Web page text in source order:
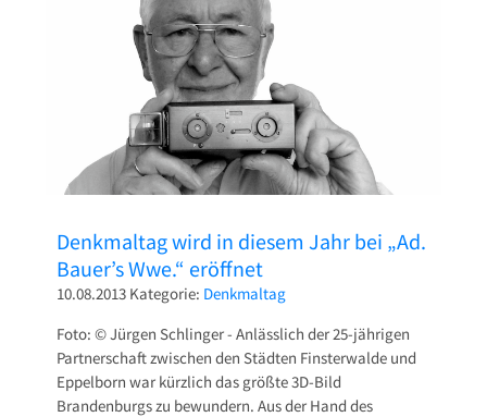
Denkmaltag wird in diesem Jahr bei „Ad.
Bauer’s Wwe.“ eröffnet
10.08.2013 Kategorie: Denkmaltag
Foto: © Jürgen Schlinger - Anlässlich der 25-jährigen
Partnerschaft zwischen den Städten Finsterwalde und
Eppelborn war kürzlich das größte 3D-Bild
Brandenburgs zu bewundern. Aus der Hand des